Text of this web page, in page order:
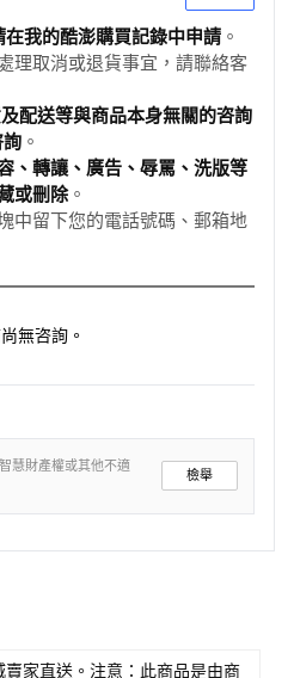
在我的酷澎購買記錄中申請 。
理取消或退貨事宜，請聯絡客
配送等與商品本身無關的咨詢
詢 。
、轉讓、廣告、辱罵、洗版等
或刪除。
中留下您的電話號碼、郵箱地
無咨詢。
慧財產權或其他不適
檢舉
賣家直送。注意：此商品是由商